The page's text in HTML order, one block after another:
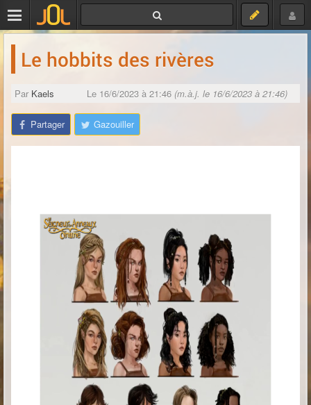
Le hobbits des rivères
Par Kaels Le 16/6/2023 à 21:46 (m.à.j. le 16/6/2023 à 21:46)
Partager Gazouiller